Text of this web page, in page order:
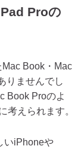
Proの
Book・Mac
りませんでし
Book Proのよ
考えられます。
いiPhoneや